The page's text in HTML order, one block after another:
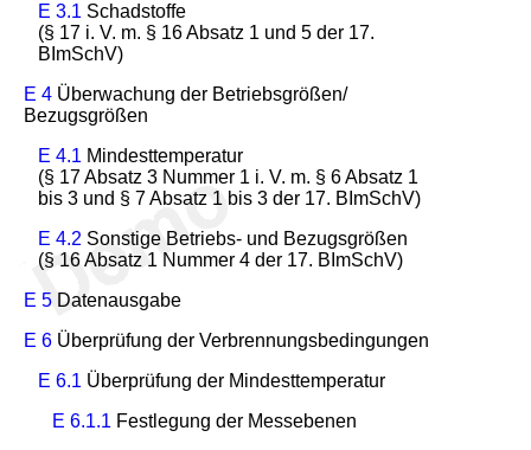
E 3.1 Schadstoffe
(§ 17 i. V. m. § 16 Absatz 1 und 5 der 17.
BImSchV)
E 4 Überwachung der Betriebsgrößen/
Bezugsgrößen
E 4.1 Mindesttemperatur
(§ 17 Absatz 3 Nummer 1 i. V. m. § 6 Absatz 1
bis 3 und § 7 Absatz 1 bis 3 der 17. BImSchV)
E 4.2 Sonstige Betriebs- und Bezugsgrößen
(§ 16 Absatz 1 Nummer 4 der 17. BImSchV)
E 5 Datenausgabe
E 6 Überprüfung der Verbrennungsbedingungen
E 6.1 Überprüfung der Mindesttemperatur
E 6.1.1 Festlegung der Messebenen